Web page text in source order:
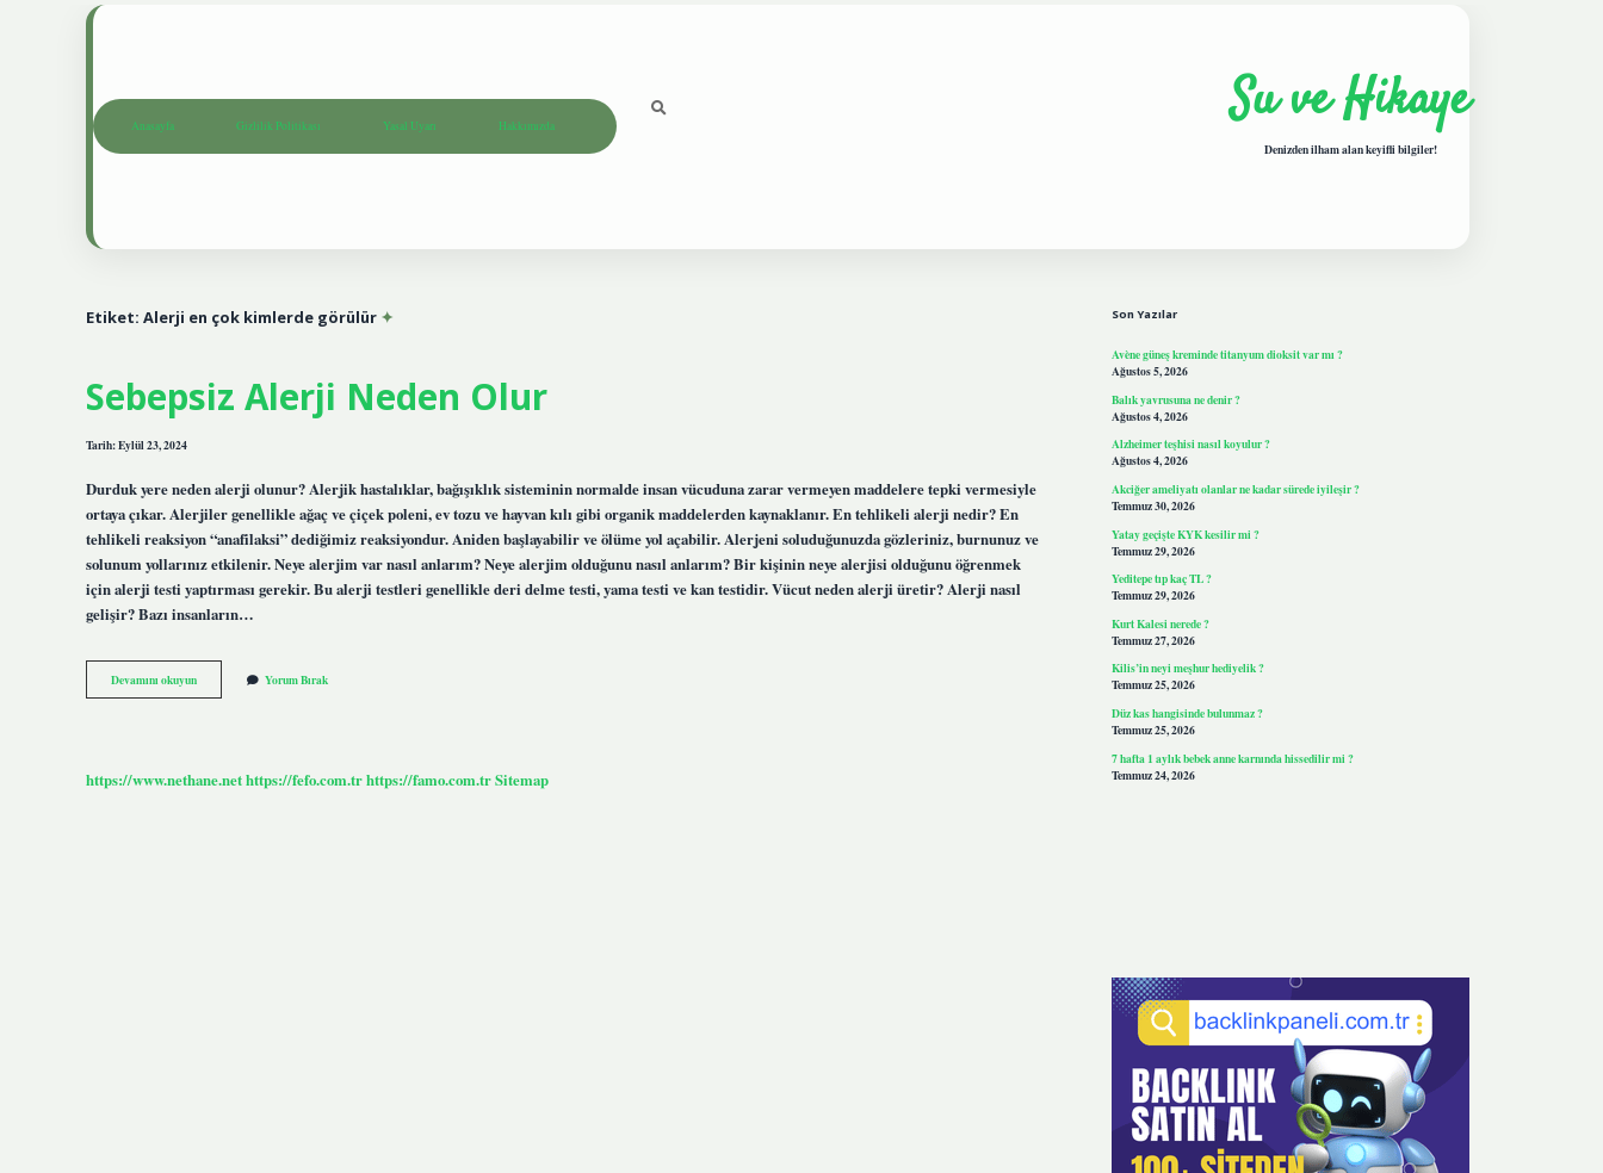
Anasayfa Gizlilik Politikası Yasal Uyarı Hakkımızda Su ve Hikaye
Denizden ilham alan keyifli bilgiler!
Etiket: Alerji en çok kimlerde görülür
Sebepsiz Alerji Neden Olur
Tarih: Eylül 23, 2024
Durduk yere neden alerji olunur? Alerjik hastalıklar, bağışıklık sisteminin normalde insan vücuduna zarar vermeyen maddelere tepki vermesiyle
ortaya çıkar. Alerjiler genellikle ağaç ve çiçek poleni, ev tozu ve hayvan kılı gibi organik maddelerden kaynaklanır. En tehlikeli alerji nedir? En
tehlikeli reaksiyon “anafilaksi” dediğimiz reaksiyondur. Aniden başlayabilir ve ölüme yol açabilir. Alerjeni soluduğunuzda gözleriniz, burnunuz ve
solunum yollarınız etkilenir. Neye alerjim var nasıl anlarım? Neye alerjim olduğunu nasıl anlarım? Bir kişinin neye alerjisi olduğunu öğrenmek
için alerji testi yaptırması gerekir. Bu alerji testleri genellikle deri delme testi, yama testi ve kan testidir. Vücut neden alerji üretir? Alerji nasıl
gelişir? Bazı insanların…
Devamını okuyunSebepsiz
Alerji
Yorum Bırak
https://www.nethane.nethttps://fefo.com.trhttps://famo.com.trSitemap
Son Yazılar
Avène güneş kreminde titanyum dioksit var mı ?
Ağustos 5, 2026
Balık yavrusuna ne denir ?
Ağustos 4, 2026
Alzheimer teşhisi nasıl koyulur ?
Ağustos 4, 2026
Akciğer ameliyatı olanlar ne kadar sürede iyileşir ?
Temmuz 30, 2026
Yatay geçişte KYK kesilir mi ?
Temmuz 29, 2026
Yeditepe tıp kaç TL ?
Temmuz 29, 2026
Kurt Kalesi nerede ?
Temmuz 27, 2026
Kilis’in neyi meşhur hediyelik ?
Temmuz 25, 2026
Düz kas hangisinde bulunmaz ?
Temmuz 25, 2026
7 hafta 1 aylık bebek anne karnında hissedilir mi ?
Temmuz 24, 2026